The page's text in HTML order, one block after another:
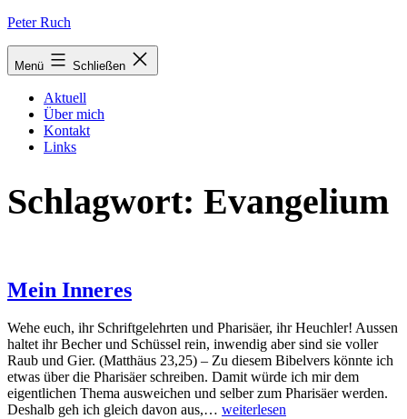
Zum
springen
Peter Ruch
Menü Schließen
Aktuell
Über mich
Kontakt
Links
Schlagwort: Evangelium
Mein Inneres
Wehe euch, ihr Schriftgelehrten und Pharisäer, ihr Heuchler! Aussen
haltet ihr Becher und Schüssel rein, inwendig aber sind sie voller
Raub und Gier. (Matthäus 23,25) – Zu diesem Bibelvers könnte ich
etwas über die Pharisäer schreiben. Damit würde ich mir dem
eigentlichen Thema ausweichen und selber zum Pharisäer werden.
Deshalb geh ich gleich davon aus,… Mein
weiterlesen